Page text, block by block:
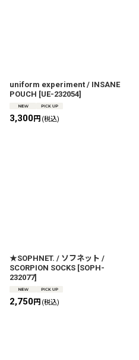
uniform experiment / INSANE
POUCH [UE-232054]
3,300円 (税込)
★SOPHNET. / ソフネット /
SCORPION SOCKS [SOPH-
232077]
2,750円 (税込)